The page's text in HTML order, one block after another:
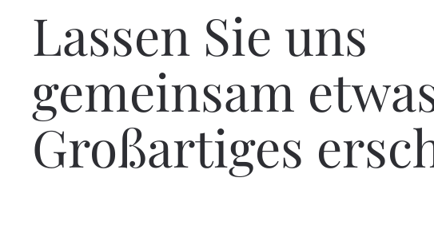
Lassen Sie uns
gemeinsam
Großartiges